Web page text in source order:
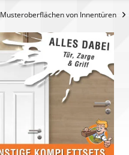
Musteroberflächen von Innentüren